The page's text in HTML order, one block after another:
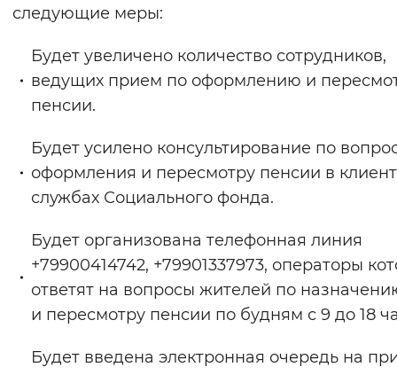
следующие меры:
Будет увеличено количество сотрудников,
ведущих прием по оформлению и
пенсии.
Будет усилено консультирование по
оформления и пересмотру пенсии в
службах Социального фонда.
Будет организована телефонная линия
+79900414742, +79901337973, операторы
ответят на вопросы жителей по
и пересмотру пенсии по будням с 9 до 18
Будет введена электронная очередь на